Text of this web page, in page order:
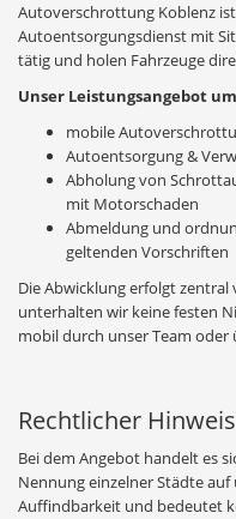
Autoverschrottung Koblenz
Autoentsorgungsdienst mit
tätig und holen Fahrzeuge
Unser Leistungsangebot
mobile
Autoentsorgung &
Abholung von
mit Motorschaden
Abmeldung und
geltenden Vorschriften
Die Abwicklung erfolgt
unterhalten wir keine festen
mobil durch unser Team
Rechtlicher
Bei dem Angebot handelt es
Nennung einzelner Städte
Auffindbarkeit und bedeutet